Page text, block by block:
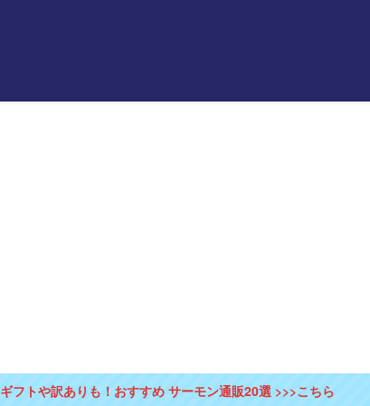
ギフトや訳ありも！おすすめ サーモン通販20選 >>>こちら